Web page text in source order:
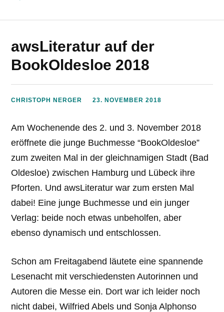
awsLiteratur auf der
BookOldesloe 2018
CHRISTOPH NERGER 23. NOVEMBER 2018
Am Wochenende des 2. und 3. November 2018
eröffnete die junge Buchmesse “BookOldesloe”
zum zweiten Mal in der gleichnamigen Stadt (Bad
Oldesloe) zwischen Hamburg und Lübeck ihre
Pforten. Und awsLiteratur war zum ersten Mal
dabei! Eine junge Buchmesse und ein junger
Verlag: beide noch etwas unbeholfen, aber
ebenso dynamisch und entschlossen.
Schon am Freitagabend läutete eine spannende
Lesenacht mit verschiedensten Autorinnen und
Autoren die Messe ein. Dort war ich leider noch
nicht dabei, Wilfried Abels und Sonja Alphonso